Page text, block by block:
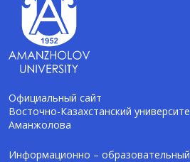
Официальный сайт
Восточно-Казахстанский
Аманжолова
Информационно –
Помощник Amanzholov University